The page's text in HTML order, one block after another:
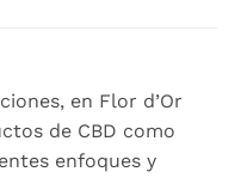
en Flor d’Or
de CBD como
enfoques y